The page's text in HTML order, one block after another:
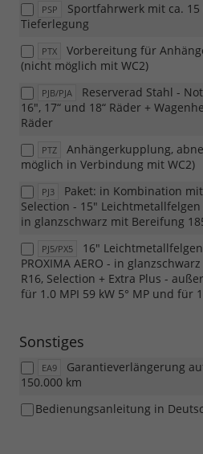
PSP
Sportfahrwerk mit ca. 15
Tieferlegung
PTX
Vorbereitung für
(nicht möglich mit WC2)
PJB/PJA
Reserverad Stahl -
16", 17“ und 18“ Räder +
Räder
PTZ
Anhängerkupplung,
möglich in Verbindung mit WC2)
PJ3
Paket: in Kombination
Selection - 15" Leichtmetallfelgen
in glanzschwarz mit Bereifung
PJ5/PX5
16" Leichtmetallfelgen
PROXIMA AERO - in
R16, Selection + Extra Plus -
für 1.0 MPI 59 kW 5° MP und für
Sonstiges
EA9
Garantieverlängerung
150.000 km
Bedienungsanleitung in